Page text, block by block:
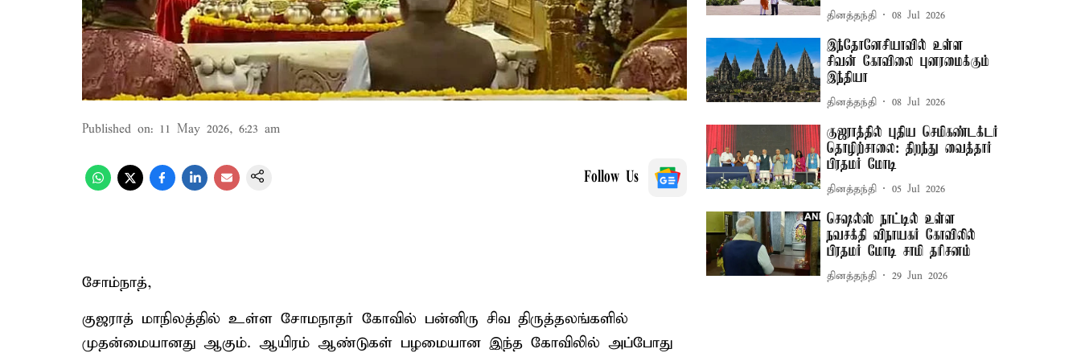
Published on: 11 May 2026, 6:23 am
Follow Us
சோம்நாத்,
குஜராத் மாநிலத்தில் உள்ள சோமநாதர் கோவில் பன்னிரு சிவ திருத்தலங்களில்
முதன்மையானது ஆகும். ஆயிரம் ஆண்டுகள் பழமையான இந்த கோவிலில் அப்போது
தினத்தந்தி 08 Jul 2026
இந்தோனேசியாவில் உள்ள
சிவன் கோவிலை புனரமைக்கும்
இந்தியா
தினத்தந்தி 08 Jul 2026
குஜராத்தில் புதிய செமிகண்டக்டர்
தொழிற்சாலை: திறந்து வைத்தார்
பிரதமர் மோடி
தினத்தந்தி 05 Jul 2026
செஷல்ஸ் நாட்டில் உள்ள
நவசக்தி விநாயகர் கோவிலில்
பிரதமர் மோடி சாமி தரிசனம்
தினத்தந்தி 29 Jun 2026